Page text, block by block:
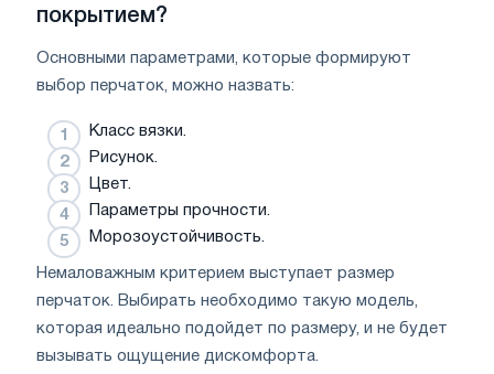
покрытием?
Основными параметрами, которые формируют
выбор перчаток, можно назвать:
Класс вязки.
Рисунок.
Цвет.
Параметры прочности.
Морозоустойчивость.
Немаловажным критерием выступает размер
перчаток. Выбирать необходимо такую модель,
которая идеально подойдет по размеру, и не будет
вызывать ощущение дискомфорта.